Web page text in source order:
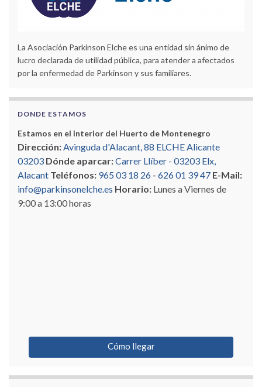
La Asociación Parkinson Elche es una entidad sin ánimo de
lucro declarada de utilidad pública, para atender a afectados
por la enfermedad de Parkinson y sus familiares.
DONDE ESTAMOS
Estamos en el interior del Huerto de Montenegro
Dirección:Avinguda d'Alacant, 88 ELCHE Alicante
03203 Dónde aparcar:Carrer Llíber - 03203 Elx,
Alacant Teléfonos: 965 03 18 26 - 626 01 39 47 E-Mail:
info@parkinsonelche.es Horario: Lunes a Viernes de
9:00 a 13:00 horas
Cómo llegar